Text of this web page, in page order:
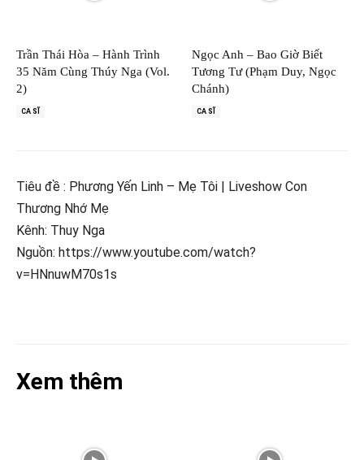
Trần Thái Hòa – Hành Trình
35 Năm Cùng Thúy Nga (Vol.
2)
CA SĨ
Ngọc Anh – Bao Giờ Biết
Tương Tư (Phạm Duy, Ngọc
Chánh)
CA SĨ
Tiêu đề : Phương Yến Linh – Mẹ Tôi | Liveshow Con
Thương Nhớ Mẹ
Kênh: Thuy Nga
Nguồn: https://www.youtube.com/watch?
v=HNnuwM70s1s
Xem thêm